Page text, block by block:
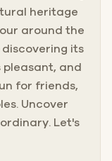
heritage
around the
its
pleasant, and
for friends,
Uncover
Let's